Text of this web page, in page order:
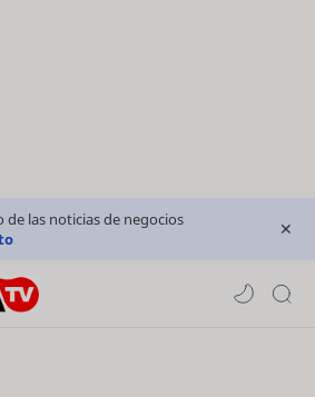
las noticias de negocios